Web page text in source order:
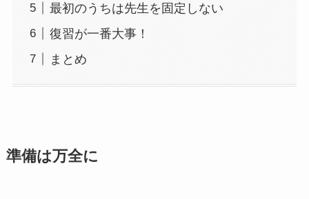
最初のうちは先生を固定しない
復習が一番大事！
まとめ
準備は万全に